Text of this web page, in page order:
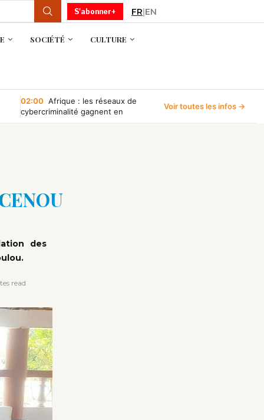
S'abonner+ FR|EN
SOCIÉTÉ CULTURE
02:00 Afrique : les réseaux de
cybercriminalité gagnent en
Voir toutes les infos →
des
read